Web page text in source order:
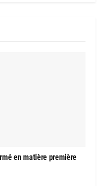
en matière première